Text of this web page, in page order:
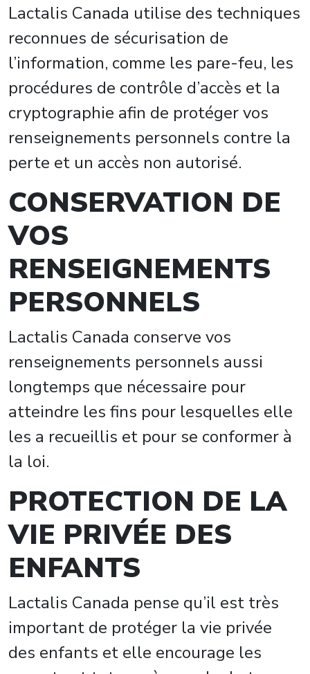
Lactalis Canada utilise des techniques
reconnues de sécurisation de
l’information, comme les pare-feu, les
procédures de contrôle d’accès et la
cryptographie afin de protéger vos
renseignements personnels contre la
perte et un accès non autorisé.
CONSERVATION DE
VOS
RENSEIGNEMENTS
PERSONNELS
Lactalis Canada conserve vos
renseignements personnels aussi
longtemps que nécessaire pour
atteindre les fins pour lesquelles elle
les a recueillis et pour se conformer à
la loi.
PROTECTION DE LA
VIE PRIVÉE DES
ENFANTS
Lactalis Canada pense qu’il est très
important de protéger la vie privée
des enfants et elle encourage les